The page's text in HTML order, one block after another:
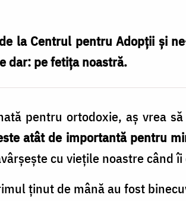
la Centrul pentru Adopții și
dar: pe fetița noastră.
pentru ortodoxie, aș vrea
atât de importantă pentru
cu viețile noastre când
ținut de mână au fost